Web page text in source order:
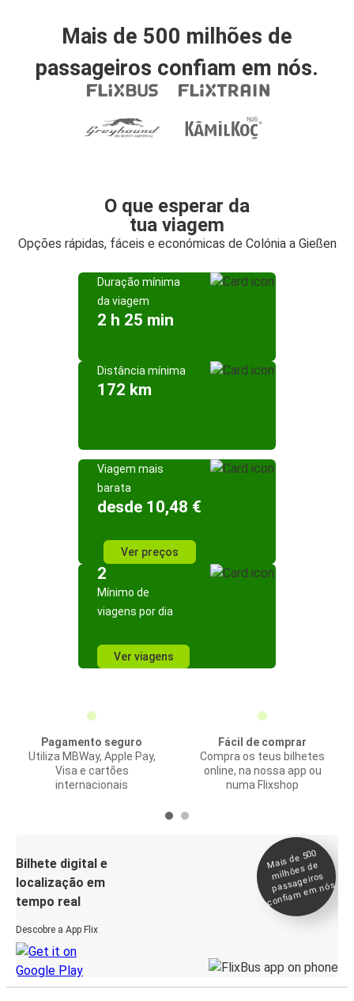
Mais de 500 milhões de
passageiros confiam em nós.
O que esperar da
tua viagem
Opções rápidas, fáceis e económicas de Colónia a Gießen
Duração mínima
da viagem
2 h 25 min
Distância mínima
172 km
Viagem mais
barata
desde 10,48 €
Ver preços
2
Mínimo de
viagens por dia
Ver viagens
Pagamento seguro
Utiliza MBWay, Apple Pay,
Visa e cartões
internacionais
Fácil de comprar
Compra os teus bilhetes
online, na nossa app ou
numa Flixshop
Bilhete digital e
localização em
tempo real
Descobre a App Flix
Mais de 500
milhões de
passageiros
confia
m e
m nós